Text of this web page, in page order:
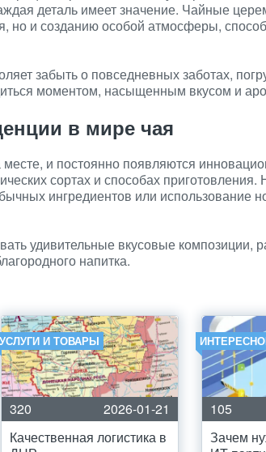
деталь имеет значение. Чайные
но и созданию особой атмосферы,
забыть о повседневных заботах,
моментом, насыщенным вкусом и
в мире чая
и постоянно появляются
сортах и способах приготовления.
ингредиентов или использование
удивительные вкусовые композиции,
напитка.
УСЛУГИ И ТОВАРЫ
320
2026-01-21
Качественная логистика в
105
Зачем